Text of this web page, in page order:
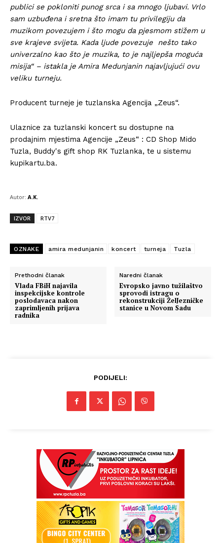
publici se pokloniti punog srca i sa mnogo ljubavi. Vrlo
sam uzbuđena i sretna što imam tu privilegiju da
muzikom povezujem i što mogu da pjesmom stižem u
sve krajeve svijeta. Kada ljude povezuje nešto tako
univerzalno kao što je muzika, to je najljepša moguća
misija“ – istakla je Amira Medunjanin najavljujući ovu
veliku turneju.
Producent turneje je tuzlanska Agencija „Zeus“.
Ulaznice za tuzlanski koncert su dostupne na
prodajnim mjestima Agencije „Zeus“ : CD Shop Mido
Tuzla, Buddy's gift shop RK Tuzlanka, te u sistemu
kupikartu.ba.
Autor: A.K.
IZVOR RTV7
OZNAKE amira medunjanin koncert turneja Tuzla
Prethodni članak
Vlada FBiH najavila
inspekcijske kontrole
poslodavaca nakon
zaprimljenih prijava
radnika
Naredni članak
Evropsko javno tužilaštvo
sprovodi istragu o
rekonstrukciji ŽelJezničke
stanice u Novom Sadu
PODIJELI: